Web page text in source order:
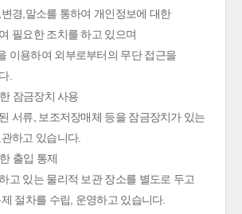
경,말소를 통하여 개인정보에 대한
필요한 조치를 하고 있으며
이용하여 외부로부터의 무단 접근을
.
잠금장치 사용
서류, 보조저장매체 등을 잠금장치가 있는
하고 있습니다.
출입 통제
고 있는 물리적 보관 장소를 별도로 두고
절차를 수립, 운영하고 있습니다.